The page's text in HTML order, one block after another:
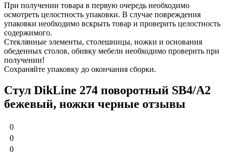
При получении товара в первую очередь необходимо
осмотреть целостность упаковки. В случае повреждения
упаковки необходимо вскрыть товар и проверить целостность
содержимого.
Стеклянные элементы, столешницы, ножки и основания
обеденных столов, обивку мебели необходимо проверить при
получении!
Сохраняйте упаковку до окончания сборки.
Стул DikLine 274 поворотный SB4/A2
бежевый, ножки черные отзывы
0
0
0